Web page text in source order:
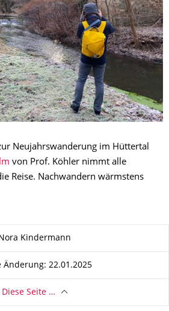
Neujahrswanderung im Hüttertal
von Prof. Köhler nimmt alle
Reise. Nachwandern wärmstens
Nora Kindermann
Änderung: 22.01.2025
Diese Seite …